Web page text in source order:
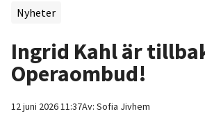
Nyheter
Ingrid Kahl är
Operaombud!
12 juni 2026 11:37Av: Sofia Jivhem